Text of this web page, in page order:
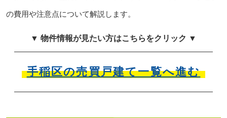
の費用や注意点について解説します。
▼ 物件情報が見たい方はこちらをクリック ▼
手稲区の売買戸建て一覧へ進む